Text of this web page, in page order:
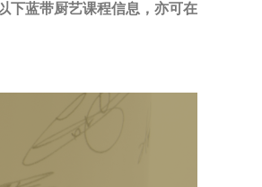
下蓝带厨艺课程信息，亦可在